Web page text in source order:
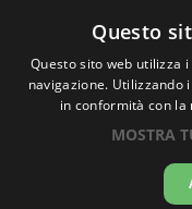
Ora
Questo
Questo sito web utilizza
navigazione. Utilizzando
in conformità con la
MOSTRA